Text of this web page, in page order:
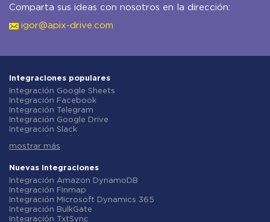
Comparta sus ideas con nosotros en la dirección:
igor@apix-drive.com
Integraciones populares
Integración Google Sheets
Integración Facebook
Integración Telegram
Integración Google Drive
Integración Slack
Integración Gmail
Integración ClickUp
Integración Airtable
Integración Google Contacts
Integración OpenAI (ChatGPT)
Integración Instagram
Integración ActiveCampaign
mostrar más
Nuevas integraciones
Integración Amazon DynamoDB
Integración Finmap
Integración Microsoft Dynamics 365
Integración BulkGate
Integración TxtSync